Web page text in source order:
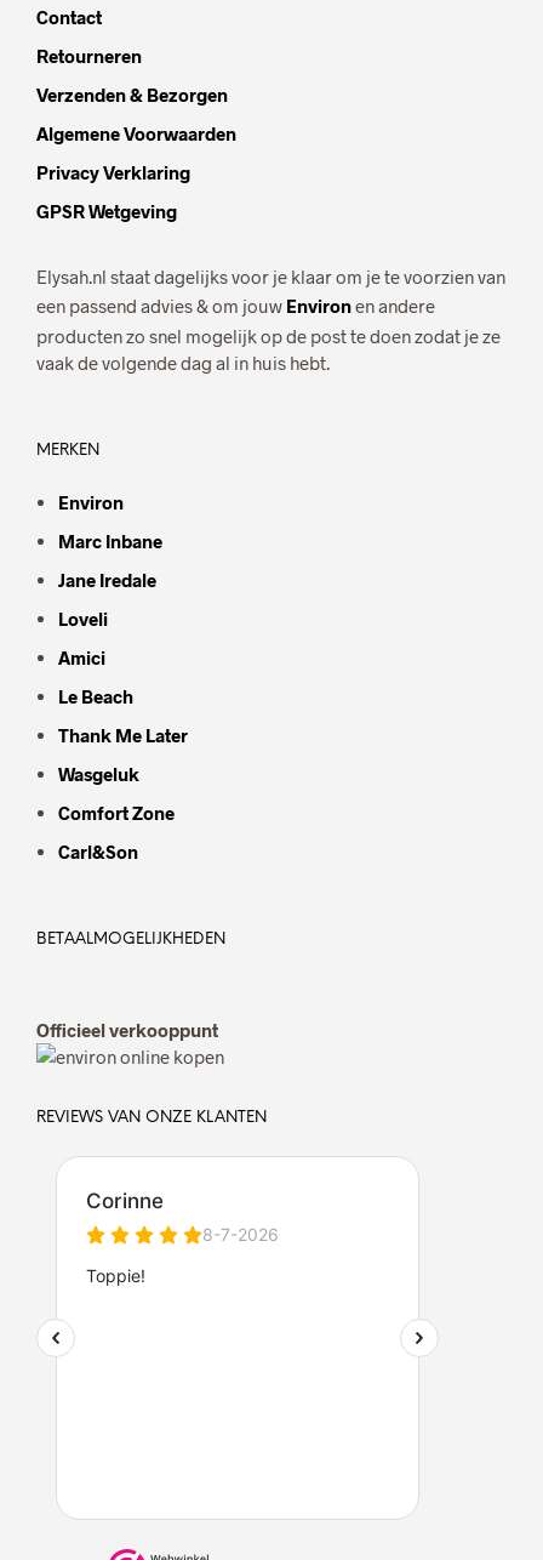
Contact
Retourneren
Verzenden & Bezorgen
Algemene Voorwaarden
Privacy Verklaring
GPSR Wetgeving
Elysah.nl staat dagelijks voor je klaar om je te voorzien van
een passend advies & om jouw Environen andere
producten zo snel mogelijk op de post te doen zodat je ze
vaak de volgende dag al in huis hebt.
MERKEN
Environ
Marc Inbane
Jane Iredale
Loveli
Amici
Le Beach
Thank Me Later
Wasgeluk
Comfort Zone
Carl&Son
BETAALMOGELIJKHEDEN
Officieel verkooppunt
REVIEWS VAN ONZE KLANTEN